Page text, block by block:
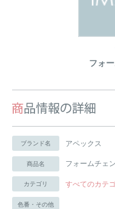
フォ
ブランド名 アペックス
商品名 フォームチェ
カテゴリ すべてのカテ
色番・その他